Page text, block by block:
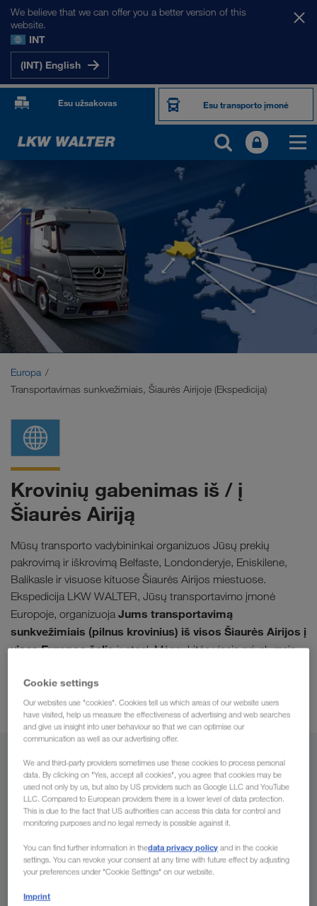
We believe that we can offer you a better version of this
website.
INT
(INT) English
Esu užsakovas Esu transporto įmonė
MŪSŲ RINKOS
Europa
Centrinė Azija
Rusija
Artimieji Rytai
Šiaurės Afrika
Europa
Transportavimas sunkvežimiais, Šiaurės Airijoje (Ekspedicija)
Krovinių gabenimas iš / į
Šiaurės Airiją
Mūsų transporto vadybininkai organizuos Jūsų prekių
pakrovimą ir iškrovimą Belfaste, Londonderyje, Eniskilene,
Balikasle ir visuose kituose Šiaurės Airijos miestuose.
Ekspedicija LKW WALTER, Jūsų transportavimo įmonė
Europoje, organizuoja Jums transportavimą
sunkvežimiais (pilnus krovinius) iš visos Šiaurės Airijos į
visas Europos šalisir atgal. Mėgaukitės visais privalumais,
Pavyzdžiui,konkurencingomis pervežimo kainomis dėl
tuščių kilometrų sumažinimo iki minimumo.
Lietuva
Šalis
Cookie settings
Our websites use "cookies". Cookies tell us which areas of our website users
have visited, help us measure the effectiveness of advertising and web searches
and give us insight into user behaviour so that we can optimise our
communication as well as our advertising offer.
We and third-party providers sometimes use these cookies to process personal
data. By clicking on "Yes, accept all cookies", you agree that cookies may be
used not only by us, but also by US providers such as Google LLC and YouTube
LLC. Compared to European providers there is a lower level of data protection.
This is due to the fact that US authorities can access this data for control and
monitoring purposes and no legal remedy is possible against it.
You can find further information in thedata privacy policy and in the cookie
settings. You can revoke your consent at any time with future effect by adjusting
your preferences under "Cookie Settings" on our website.
Imprint